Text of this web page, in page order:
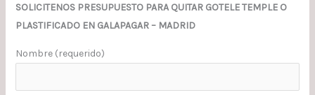
SOLICITENOS PRESUPUESTO PARA QUITAR GOTELE TEMPLE O
PLASTIFICADO EN GALAPAGAR – MADRID
Nombre (requerido)